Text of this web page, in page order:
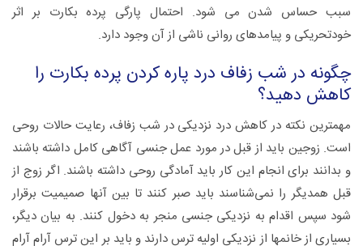
سبب حساس شدن می شود. احتمال پارگی پرده بکارت بر اثر
خودتحریکی و پیامدهای روانی ناشی از آن وجود دارد.
چگونه در شب زفاف درد پاره کردن پرده بکارت را
کاهش دهید؟
مهمترین نکته در کاهش درد نزدیکی در شب زفاف، رعایت حالات روحی
است. زوجین باید از قبل در مورد عمل جنسی آگاهی کامل داشته باشند
و بدانند برای انجام این کار باید آمادگی روحی داشته باشند. اگر زوج از
قبل همدیگر را نمی‌شناسند باید صبر کنند تا بین آنها صمیمیت برقرار
شود سپس اقدام به نزدیکی جنسی منجر به دخول کنند. به بیان دیگر،
بسیاری از خانمها از نزدیکی اولیه ترس دارند و باید بر این ترس آرام آرام